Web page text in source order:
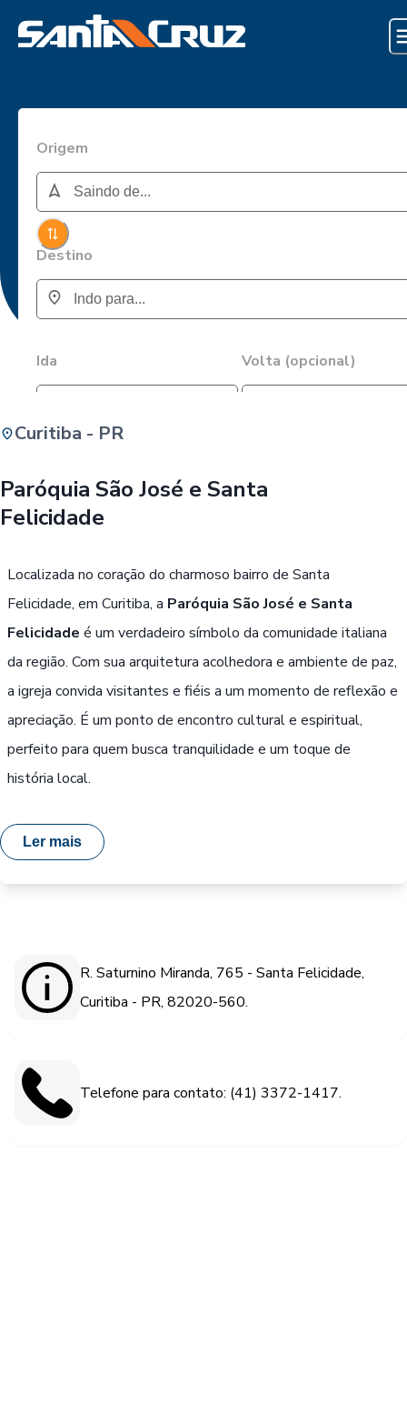
Origem
Destino
Ida Volta (opcional)
Curitiba - PR
Paróquia São José e Santa
Felicidade
Localizada no coração do charmoso bairro de Santa
Felicidade, em Curitiba, a Paróquia São José e Santa
Felicidade é um verdadeiro símbolo da comunidade italiana
da região. Com sua arquitetura acolhedora e ambiente de paz,
a igreja convida visitantes e fiéis a um momento de reflexão e
apreciação. É um ponto de encontro cultural e espiritual,
perfeito para quem busca tranquilidade e um toque de
história local.
Ler mais
R. Saturnino Miranda, 765 - Santa Felicidade,
Curitiba - PR, 82020-560.
Telefone para contato: (41) 3372-1417.